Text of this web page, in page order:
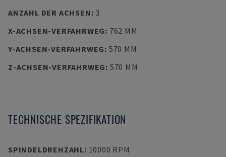
ANZAHL DER ACHSEN: 3
X-ACHSEN-VERFAHRWEG: 762 MM
Y-ACHSEN-VERFAHRWEG: 570 MM
Z-ACHSEN-VERFAHRWEG: 570 MM
TECHNISCHE SPEZIFIKATION
SPINDELDREHZAHL: 10000 RPM